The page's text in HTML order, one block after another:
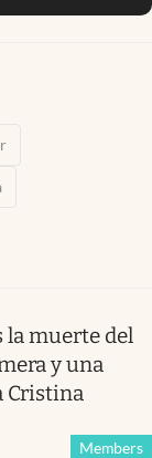
la muerte del
y una
Cristina
Members